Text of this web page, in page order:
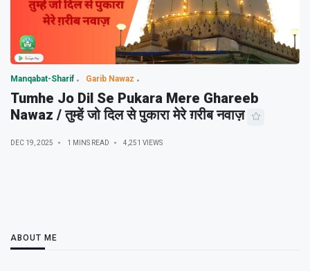
Manqabat-Sharif Garib Nawaz
Tumhe Jo Dil Se Pukara Mere Ghareeb
Nawaz / तुम्हें जो दिल से पुकारा मेरे ग़रीब नवाज़
DEC 19, 2025 1 MINS READ 4,251 VIEWS
ABOUT ME